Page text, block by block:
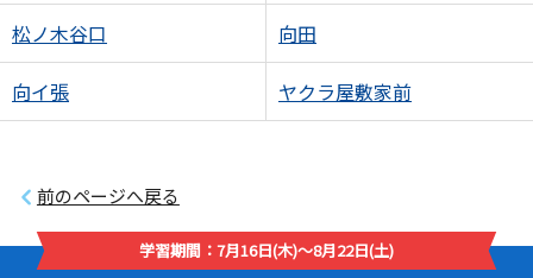
松ノ木谷口 向田
向イ張 ヤクラ屋敷家前
前のページへ戻る
学習期間：7月16日(木)～8月22日(土)